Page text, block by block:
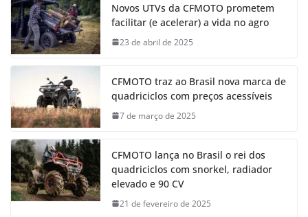
Novos UTVs da CFMOTO prometem
facilitar (e acelerar) a vida no agro
23 de abril de 2025
CFMOTO traz ao Brasil nova marca de
quadriciclos com preços acessíveis
7 de março de 2025
CFMOTO lança no Brasil o rei dos
quadriciclos com snorkel, radiador
elevado e 90 CV
21 de fevereiro de 2025